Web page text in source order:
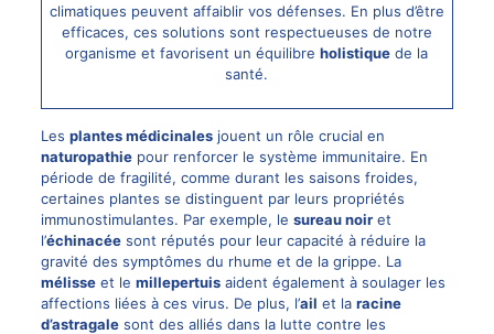
climatiques peuvent affaiblir vos défenses. En plus d’être
efficaces, ces solutions sont respectueuses de notre
organisme et favorisent un équilibreholistique de la
santé.
Les plantes médicinalesjouent un rôle crucial en
naturopathiepour renforcer le système immunitaire. En
période de fragilité, comme durant les saisons froides,
certaines plantes se distinguent par leurs propriétés
immunostimulantes. Par exemple, le sureau noiret
l’échinacéesont réputés pour leur capacité à réduire la
gravité des symptômes du rhume et de la grippe. La
mélisseet le millepertuisaident également à soulager les
affections liées à ces virus. De plus, l’ail et la racine
d’astragalesont des alliés dans la lutte contre les